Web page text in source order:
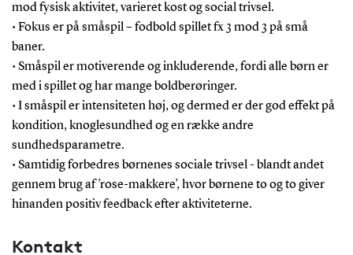
mod fysisk aktivitet, varieret kost og social trivsel.
• Fokus er på småspil – fodbold spillet fx 3 mod 3 på små
baner.
• Småspil er motiverende og inkluderende, fordi alle børn er
med i spillet og har mange boldberøringer.
• I småspil er intensiteten høj, og dermed er der god effekt på
kondition, knoglesundhed og en række andre
sundhedsparametre.
• Samtidig forbedres børnenes sociale trivsel - blandt andet
gennem brug af ’rose-makkere’, hvor børnene to og to giver
hinanden positiv feedback efter aktiviteterne.
Kontakt